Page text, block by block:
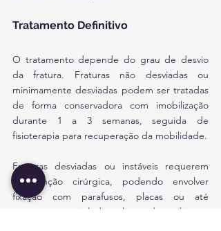
Tratamento Definitivo
O tratamento depende do grau de desvio
da fratura. Fraturas não desviadas ou
minimamente desviadas podem ser tratadas
de forma conservadora com imobilização
durante 1 a 3 semanas, seguida de
fisioterapia para recuperação da mobilidade.
Fraturas desviadas ou instáveis requerem
intervenção cirúrgica, podendo envolver
fixação com parafusos, placas ou até
ressecção parcial da cabeça do rádio em